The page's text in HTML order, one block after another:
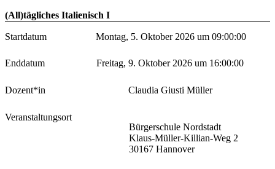
(All)tägliches Italienisch I
Startdatum Montag, 5. Oktober 2026 um 09:00:00
Enddatum Freitag, 9. Oktober 2026 um 16:00:00
Dozent*in Claudia Giusti Müller
Veranstaltungsort
Bürgerschule Nordstadt
Klaus-Müller-Killian-Weg 2
30167 Hannover